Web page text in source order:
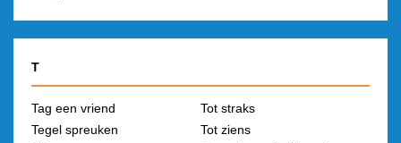
T
Tag een vriend
Tegel spreuken
Tot straks
Tot ziens